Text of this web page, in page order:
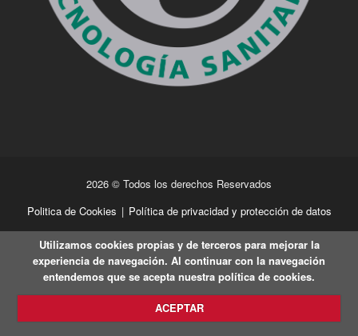
2026 © Todos los derechos Reservados
Politica de Cookies | Política de privacidad y protección de datos
Utilizamos cookies propias y de terceros para mejorar la
experiencia de navegación. Al continuar con la navegación
entendemos que se acepta nuestra política de cookies.
ACEPTAR